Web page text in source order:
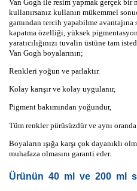
Van Gogh ile resim yapmak gerçek bir
kullanırsanız kullanın mükemmel
gamından tercih yapabilme
kapatma özelliği, yüksek
yaratıcılığınızı tuvalin üstüne tam
Van Gogh boyalarının;
Renkleri yoğun ve parlaktır.
Kolay karışır ve kolay uygulanır,
Pigment bakımından yoğundur,
Tüm renkler pürüsüzdür ve aynı
Boyaların ışığa karşı çok dayanıklı
muhafaza olmasını garanti eder.
Ürünün 40 ml ve 200 ml